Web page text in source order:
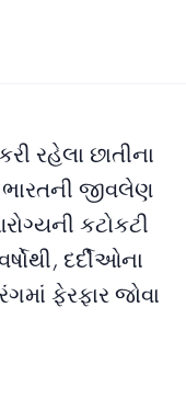
રહેલા છાતીના
જીવલેણ
કટોકટી
દર્દીઓના
ફેરફાર જોવા